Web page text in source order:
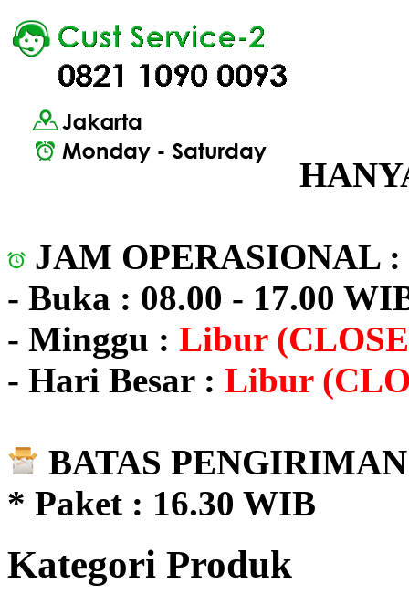
JAM OPERASIONAL :
- Buka : 08.00 - 17.00
- Minggu : Libur
- Hari Besar : Libur
BATAS
* Paket : 16.30 WIB
Kategori Produk